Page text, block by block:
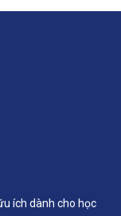
ích dành cho học